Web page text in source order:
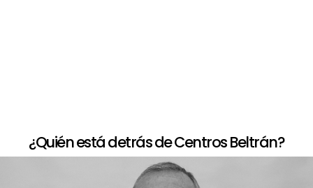
¿Quién está detrás de Centros Beltrán?